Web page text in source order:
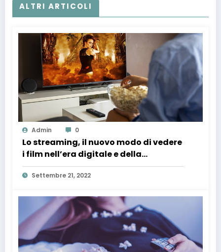
ALTRI ARTICOLI
Admin 0
Lo streaming, il nuovo modo di vedere
i film nell’era digitale e della
tecnologia
Settembre 21, 2022